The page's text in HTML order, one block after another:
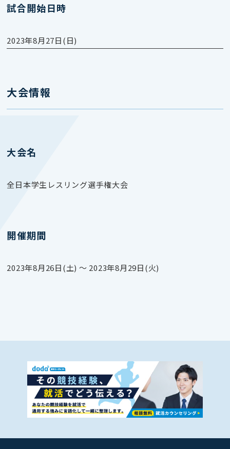
試合開始日時
2023年8月27日(日)
大会情報
大会名
全日本学生レスリング選手権大会
開催期間
2023年8月26日(土) 〜 2023年8月29日(火)